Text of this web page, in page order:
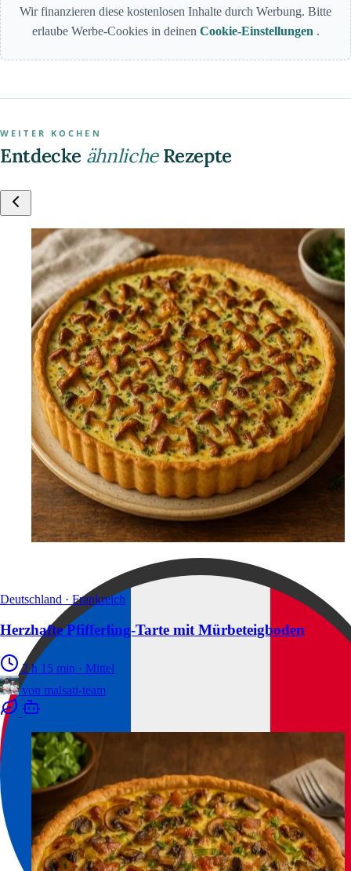
Wir finanzieren diese kostenlosen Inhalte durch Werbung. Bitte
erlaube Werbe-Cookies in deinen Cookie-Einstellungen .
WEITER KOCHEN
Entdecke ähnlicheRezepte
Deutschland · Frankreich
Herzhafte Pfifferling-Tarte mit Mürbeteigboden
2 h 15 min · Mittel
von malsati-team